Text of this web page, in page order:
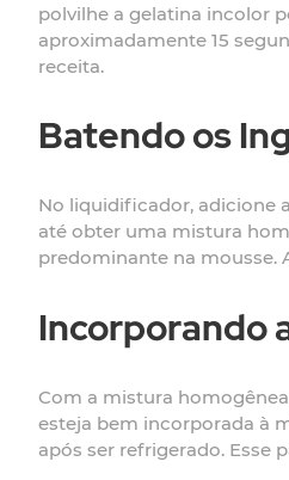
polvilhe a gelatina incolor
aproximadamente 15
receita.
Batendo os
No liquidificador, adicione
até obter uma mistura
predominante na mousse.
Incorporando
Com a mistura
esteja bem incorporada à
após ser refrigerado. Esse